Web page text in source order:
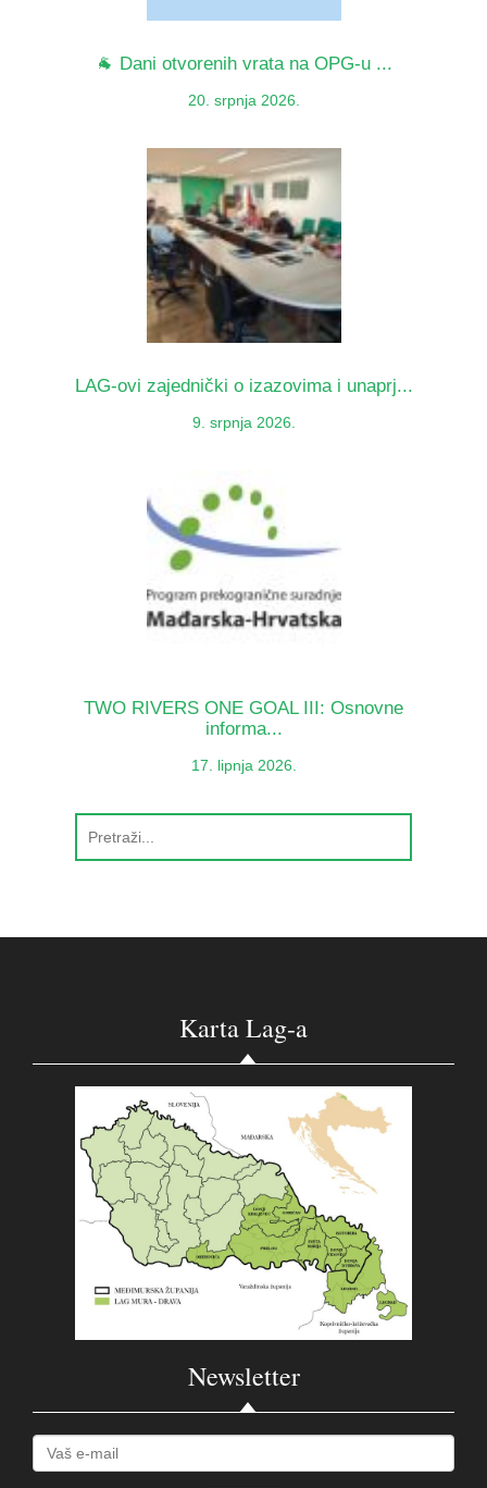
🐐 Dani otvorenih vrata na OPG-u ...
20. srpnja 2026.
LAG-ovi zajednički o izazovima i unaprj...
9. srpnja 2026.
TWO RIVERS ONE GOAL III: Osnovne
informa...
17. lipnja 2026.
Karta Lag-a
Newsletter